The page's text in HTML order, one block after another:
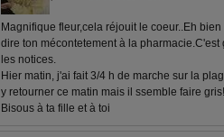
Magnifique fleur,cela réjouit le coeur..Eh
dire ton mécontetement à la
les notices.
Hier matin, j'ai fait 3/4 h de marche sur la
y retourner ce matin mais il ssemble faire
Bisous à ta fille et à toi